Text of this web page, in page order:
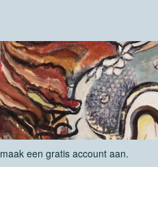
maak een gratis account aan.